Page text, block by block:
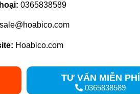
0365838589
sale@hoabico.com
Hoabico.com
TƯ VẤN MIỄN PHÍ
0365838589